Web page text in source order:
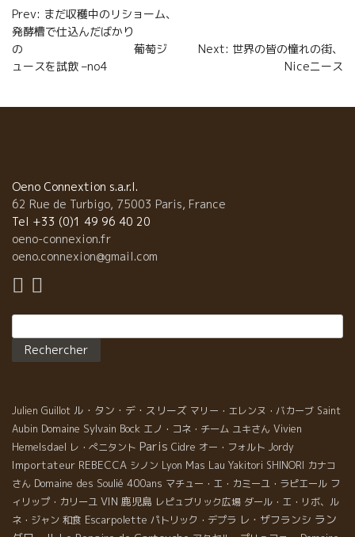
Navigation
de
l’article
Prev: まだ収穫中のリショーム、
発酵槽で仕込んだばかり
の 葡萄ジ
ュースを試飲 –no4
Next: 世界の皆の憧れの街、
Niceニース
Oeno Connextion s.a.r.l.
62 Rue de Turbigo, 75003 Paris, France
Tel +33 (0)1 49 96 40 20
oeno-connexion.fr
oeno.connexion@gmail.com
Julien Guillot ル・タン・デ・スリーズ マリー・エレンヌ・バカーブ Saint
Aubin Domaine Sylvain Bock エノ・コネ・チーム ユキさん Vivien
Hemelsdael レ・ぺニタント Paris Cidre オー・フォルト Jordy
Importateur REBECCA シノン Lyon Mas Lau Yakitori SHINORI カナコ
さん Domaine des Soulié 400ans マチュー・エ・カミーユ・ラピエール フ
ィリップ・カリーユ VIN 鹿児島 レピュブリック広場 ダール・エ・リボ、ル
ネ・ジャン 和食 Escarpolette パトリック・デプラ レ・ザフランシ ラン